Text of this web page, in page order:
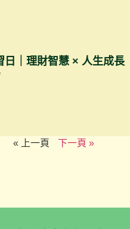
日｜理財智慧 × 人生成
« 上一頁 下一頁 »